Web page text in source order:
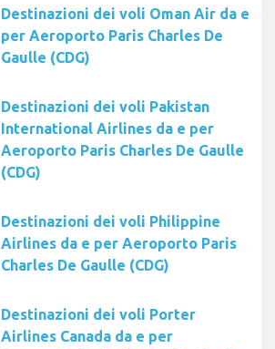
Destinazioni dei voli Oman Air da e
per Aeroporto Paris Charles De
Gaulle (CDG)
Destinazioni dei voli Pakistan
International Airlines da e per
Aeroporto Paris Charles De Gaulle
(CDG)
Destinazioni dei voli Philippine
Airlines da e per Aeroporto Paris
Charles De Gaulle (CDG)
Destinazioni dei voli Porter
Airlines Canada da e per